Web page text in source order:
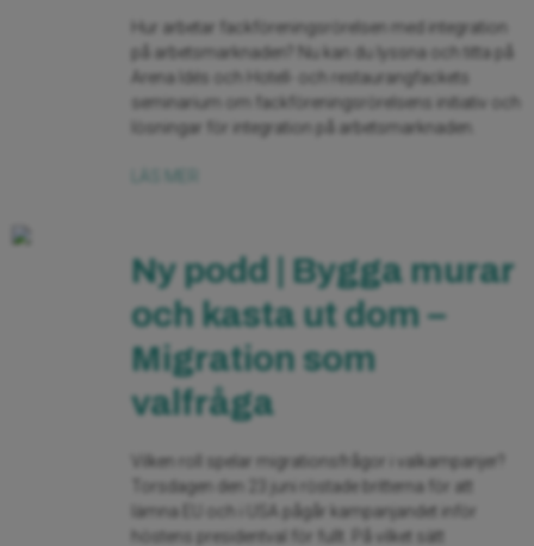
Hur arbetar fackföreningsrörelsen med integration
på arbetsmarknaden? Nu kan du lyssna och titta på
Arena Idés och Hotell- och restaurangfackets
seminarium om fackföreningsrörelsens initiativ och
lösningar för integration på arbetsmarknaden.
Ny podd | Bygga murar
och kasta ut dom –
Migration som
valfråga
Vilken roll spelar migrationsfrågor i valkampanjer?
Torsdagen den 23 juni röstade britterna för att
lämna EU och i USA pågår kampanjandet inför
höstens presidentval för fullt. På vilket sätt